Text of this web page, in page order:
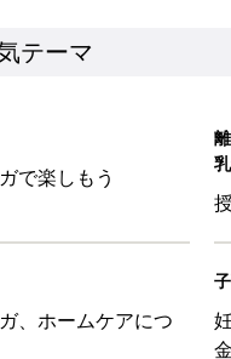
テーマ
で楽しもう
、ホームケアにつ